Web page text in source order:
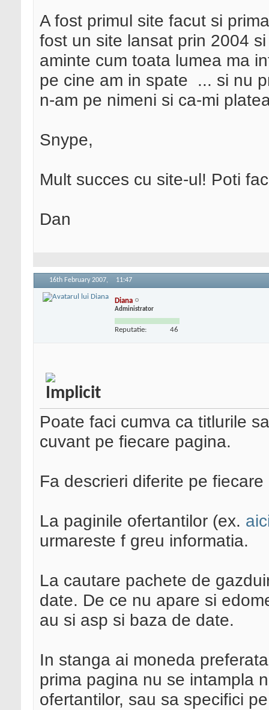
A fost primul site facut si
fost un site lansat prin 2004
aminte cum toata lumea ma
pe cine am in spate ... si nu
n-am pe nimeni si ca-mi
Snype,
Mult succes cu site-ul! Poti
Dan
16th February 2007, 11:47
Diana
Administrator
Reputatie: 46
Poate faci cumva ca titlurile
cuvant pe fiecare pagina.
Fa descrieri diferite pe
La paginile ofertantilor (ex.
urmareste f greu informatia.
La cautare pachete de
date. De ce nu apare si
au si asp si baza de date.
In stanga ai moneda
prima pagina nu se intampla
ofertantilor, sau sa specifici